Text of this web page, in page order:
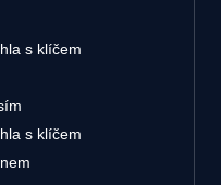
s klíčem
s klíčem